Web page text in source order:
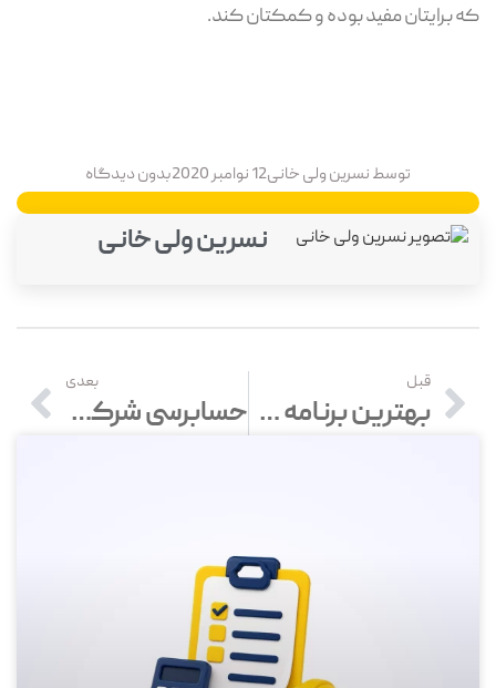
که برایتان مفید بوده و کمکتان کند.
توسطنسرین ولی خانی12 نوامبر 2020 بدون دیدگاه
نسرین ولی خانی
قبل
بهترین برنامه حسابداری چیست و دارای چه ویژگی‌ها و کارکردهایی است؟
بعدی
حسابرسی شرکت ها و بررسی تمامی مراحل آن از صفر تا صد